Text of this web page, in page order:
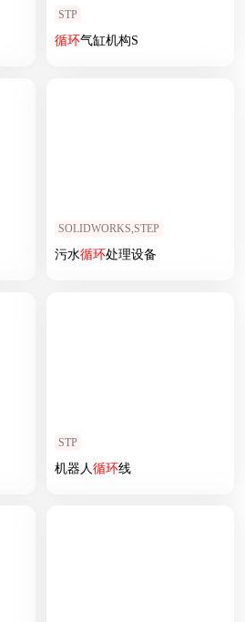
STP
循环气缸机构S
SOLIDWORKS,STEP
污水循环处理设备
STP
机器人循环线